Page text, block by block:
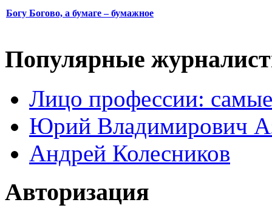
Богу Богово, а бумаге – бумажное
Популярные
Лицо профессии:
Юрий Владимирович
Андрей Колесников
Авторизация